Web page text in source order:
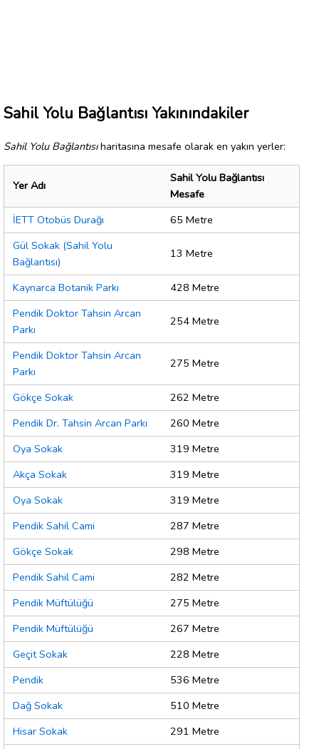
Sahil Yolu Bağlantısı Yakınındakiler
Sahil Yolu Bağlantısıharitasına mesafe olarak en yakın yerler:
Yer Adı
Sahil Yolu Bağlantısı
Mesafe
İETT Otobüs Durağı
65 Metre
Gül Sokak (Sahil Yolu
Bağlantısı)
13 Metre
Kaynarca Botanik Parkı
428 Metre
Pendik Doktor Tahsin Arcan
Parkı
254 Metre
Pendik Doktor Tahsin Arcan
Parkı
275 Metre
Gökçe Sokak
262 Metre
Pendik Dr. Tahsin Arcan Parkı
260 Metre
Oya Sokak
319 Metre
Akça Sokak
319 Metre
Oya Sokak
319 Metre
Pendik Sahil Cami
287 Metre
Gökçe Sokak
298 Metre
Pendik Sahil Cami
282 Metre
Pendik Müftülüğü
275 Metre
Pendik Müftülüğü
267 Metre
Geçit Sokak
228 Metre
Pendik
536 Metre
Dağ Sokak
510 Metre
Hisar Sokak
291 Metre